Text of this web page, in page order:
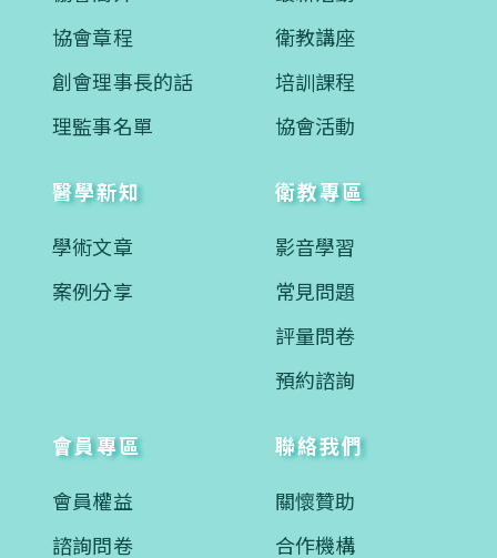
協會章程
創會理事長的話
理監事名單
衛教講座
培訓課程
協會活動
醫學新知
學術文章
案例分享
衛教專區
影音學習
常見問題
評量問卷
預約諮詢
會員專區
會員權益
諮詢問卷
聯絡我們
關懷贊助
合作機構